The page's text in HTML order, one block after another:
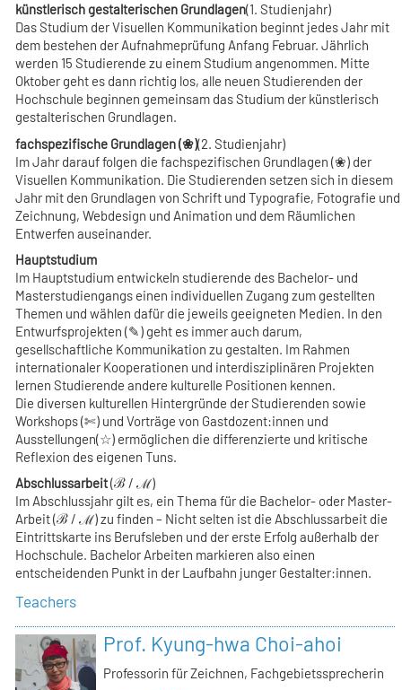
künstlerisch gestalterischen Grundlagen(1. Studienjahr)
Das Studium der Visuellen Kommunikation beginnt jedes Jahr mit
dem bestehen der Aufnahmeprüfung Anfang Februar. Jährlich
werden 15 Studierende zu einem Studium angenommen. Mitte
Oktober geht es dann richtig los, alle neuen Studierenden der
Hochschule beginnen gemeinsam das Stu­dium der künstlerisch
gestalterischen Grundlagen.
fach­spezifische Grundlagen (❀)(2. Studienjahr)
Im Jahr darauf folgen die fach­spezifischen Grundlagen (❀) der
Visuellen Kommunikation. Die Studierenden setzen sich in diesem
Jahr mit den Grundlagen von Schrift und Typografie, Fotografie und
Zeichnung, Webdesign und Animation und dem Räumlichen
Entwerfen auseinander.
Hauptstudium
Im Hauptstudium entwickeln studierende des Bachelor- und
Masterstudiengangs einen individuellen Zugang zum gestellten
Themen und wählen dafür die jeweils geeigneten Medien. In den
Entwurfsprojekten (✎) geht es immer auch darum,
gesellschaftliche Kommunikation zu gestalten. Im Rahmen
internationaler Kooperationen und interdisziplinären Projekten
lernen Studierende andere kulturelle Positionen kennen.
Die diversen kulturellen Hintergründe der Studierenden sowie
Workshops (✄) und Vorträge von Gastdozent:innen und
Ausstellungen(☆) ermöglichen die differenzierte und kritische
Reflexion des eigenen Tuns.
Abschlussarbeit(ℬ / ℳ)
Im Abschlussjahr gilt es, ein Thema für die Bachelor- oder Master-
Arbeit (ℬ / ℳ) zu finden – Nicht selten ist die Abschlussarbeit die
Eintrittskarte ins Berufsleben und der erste Erfolg außerhalb der
Hochschule. Bachelor Arbeiten markieren also einen
entscheidenden Punkt in der Laufbahn junger Gestalter:innen.
Teachers
Prof. Kyung-hwa Choi-ahoi
Professorin für Zeichnen, Fachgebietssprecherin